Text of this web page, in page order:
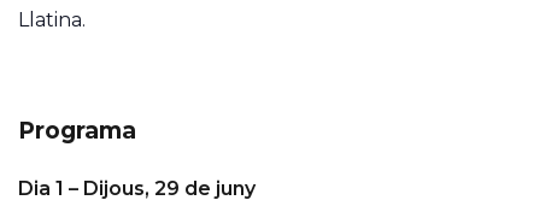
Llatina.
Programa
Dia 1 – Dijous, 29 de juny